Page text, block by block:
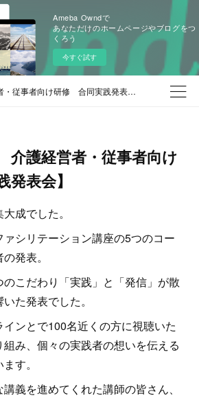
Ameba Owndで
あなただけのホームページやブログをつ
くろう
今すぐ試す
【福岡市主催 介護経営者・従事者向け研修 合同実践発表会】
介護経営者・従事者向け
表会】
成でした。
シリテーション講座の5つのコー
発表。
こだわり「実践」と「発信」が散
た発表でした。
インとで100名近くの方に視聴いた
み、個々の実践者の想いを伝える
す。
義を進めてくれた講師の皆さん、